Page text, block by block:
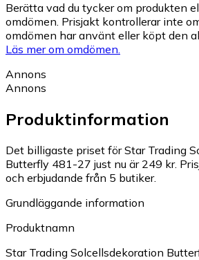
Berätta vad du tycker om produkten
omdömen. Prisjakt kontrollerar inte
omdömen har använt eller köpt den
Läs mer om omdömen.
Annons
Annons
Produktinformation
Det billigaste priset för Star Trading
Butterfly 481-27 just nu är 249 kr.
och erbjudande från 5 butiker.
Grundläggande information
Produktnamn
Star Trading Solcellsdekoration